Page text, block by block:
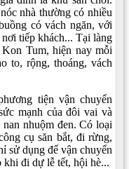
nhà thường có nhiều
có vách ngăn, với
tiếp khách... Tại làng
Tum, hiện nay mỗi
to, rộng, thoáng, vách
tiện vận chuyển
mạnh của đôi vai và
nhuộm đen. Có loại
cụ săn bắt, đi rừng,
sử dụng để vận chuyển
khi đi dự lễ tết, hội hè...